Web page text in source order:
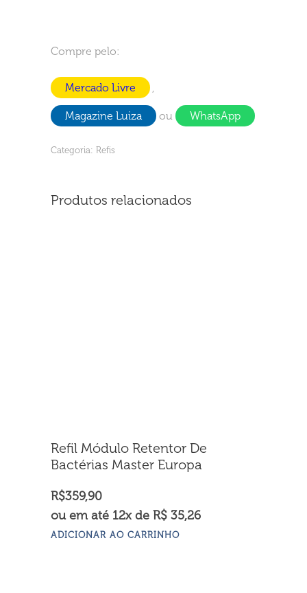
Compre pelo:
Mercado Livre ,
Magazine Luiza ou WhatsApp
Categoria: Refis
Produtos relacionados
Refil Módulo Retentor De
Bactérias Master Europa
R$359,90
ou em até 12x de R$ 35,26
ADICIONAR AO CARRINHO